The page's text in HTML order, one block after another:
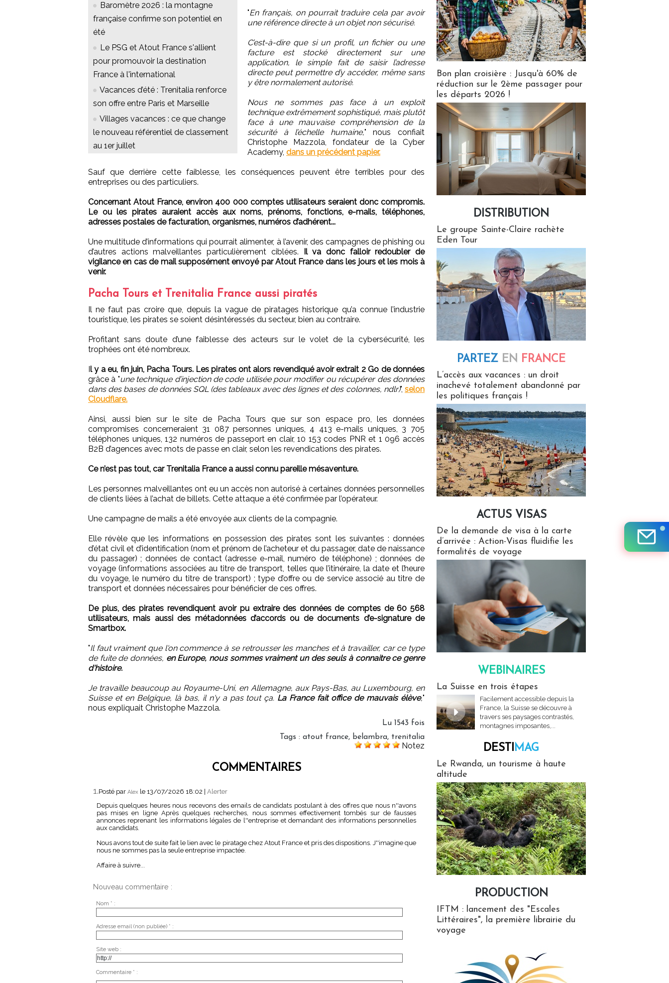
Baromètre 2026 : la montagne
française confirme son potentiel en
été
Le PSG et Atout France s'allient
pour promouvoir la destination
France à l'international
Vacances d’été : Trenitalia renforce
son offre entre Paris et Marseille
Villages vacances : ce que change
le nouveau référentiel de classement
au 1er juillet
"En français, on pourrait traduire cela par avoir
une référence directe à un objet non sécurisé.
C’est-à-dire que si un profil, un fichier ou une
facture est stocké directement sur une
application, le simple fait de saisir l’adresse
directe peut permettre d’y accéder, même sans
y être normalement autorisé.
Nous ne sommes pas face à un exploit
technique extrêmement sophistiqué, mais plutôt
face à une mauvaise compréhension de la
sécurité à l’échelle humaine," nous confiait
Christophe Mazzola, fondateur de la Cyber
Academy, dans un précédent papier.
Sauf que derrière cette faiblesse, les conséquences peuvent être terribles pour des
entreprises ou des particuliers.
Concernant Atout France, environ 400 000 comptes utilisateurs seraient donc compromis.
Le ou les pirates auraient accès aux noms, prénoms, fonctions, e-mails, téléphones,
adresses postales de facturation, organismes, numéros d’adhérent...
Une multitude d’informations qui pourrait alimenter, à l’avenir, des campagnes de phishing ou
d’autres actions malveillantes particulièrement ciblées.
Il va donc falloir redoubler de
vigilance en cas de mail supposément envoyé par Atout France dans les jours et les mois à
venir.
Pacha Tours et Trenitalia France aussi piratés
Il ne faut pas croire que, depuis la vague de piratages historique qu’a connue l’industrie
touristique, les pirates se soient désintéressés du secteur, bien au contraire.
Profitant sans doute d’une faiblesse des acteurs sur le volet de la cybersécurité, les
trophées ont été nombreux.
Il y a eu, fin juin, Pacha Tours. Les pirates ont alors revendiqué avoir extrait 2 Go de données
grâce à "une technique d’injection de code utilisée pour modifier ou récupérer des données
dans des bases de données SQL (des tableaux avec des lignes et des colonnes, ndlr)",selon
Cloudflare.
Ainsi, aussi bien sur le site de Pacha Tours que sur son espace pro, les données
compromises concerneraient 31 087 personnes uniques, 4 413 e-mails uniques, 3 705
téléphones uniques, 132 numéros de passeport en clair, 10 153 codes PNR et 1 096 accès
B2B d’agences avec mots de passe en clair, selon les revendications des pirates.
Ce n’est pas tout, car Trenitalia France a aussi connu pareille mésaventure.
Les personnes malveillantes ont eu un accès non autorisé à certaines données personnelles
de clients liées à l’achat de billets. Cette attaque a été confirmée par l’opérateur.
Une campagne de mails a été envoyée aux clients de la compagnie.
Elle révèle que les informations en possession des pirates sont les suivantes : données
d’état civil et d’identification (nom et prénom de l’acheteur et du passager, date de naissance
du passager) ; données de contact (adresse e-mail, numéro de téléphone) ; données de
voyage (informations associées au titre de transport, telles que l’itinéraire, la date et l’heure
du voyage, le numéro du titre de transport) ; type d’offre ou de service associé au titre de
transport et données nécessaires pour bénéficier de ces offres.
De plus, des pirates revendiquent avoir pu extraire des données de comptes de 60 568
utilisateurs, mais aussi des métadonnées d’accords ou de documents d’e-signature de
Smartbox.
"Il faut vraiment que l'on commence à se retrousser les manches et à travailler, car ce type
de fuite de données, en Europe, nous sommes vraiment un des seuls à connaitre ce genre
d'histoire.
Je travaille beaucoup au Royaume-Uni, en Allemagne, aux Pays-Bas, au Luxembourg, en
Suisse et en Belgique, là bas, il n'y a pas tout ça. La France fait office de mauvais élève,"
nous expliquait Christophe Mazzola.
Lu 1543 fois
Tags : atout france, belambra, trenitalia
Notez
COMMENTAIRES
1.Posté par Alex le 13/07/2026 18:02
Alerter
Depuis quelques heures nous recevons des emails de candidats postulant à des offres que nous n''avons
pas mises en ligne Après quelques recherches, nous sommes effectivement tombés sur de fausses
annonces reprenant les informations légales de l''entreprise et demandant des informations personnelles
aux candidats.
Nous avons tout de suite fait le lien avec le piratage chez Atout France et pris des dispositions. J''imagine que
nous ne sommes pas la seule entreprise impactée.
Affaire à suivre...
Nouveau commentaire :
Nom * :
Adresse email (non publiée) * :
Site web :
Commentaire * :
Bon plan croisière : Jusqu'à 60% de
réduction sur le 2ème passager pour
les départs 2026 !
DISTRIBUTION
Le groupe Sainte-Claire rachète
Eden Tour
PARTEZ EN FRANCE
L’accès aux vacances : un droit
inachevé totalement abandonné par
les politiques français !
ACTUS VISAS
De la demande de visa à la carte
d’arrivée : Action-Visas fluidifie les
formalités de voyage
WEBINAIRES
La Suisse en trois étapes
Facilement accessible depuis la
France, la Suisse se découvre à
travers ses paysages contrastés,
montagnes imposantes,...
DESTIMAG
Le Rwanda, un tourisme à haute
altitude
PRODUCTION
IFTM : lancement des "Escales
Littéraires", la première librairie du
voyage